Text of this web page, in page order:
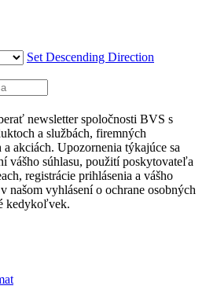
Set Descending Direction
newsletter spoločnosti BVS s
a službách, firemných
akciách. Upozornenia týkajúce sa
vášho súhlasu, použití poskytovateľa
registrácie prihlásenia a vášho
našom vyhlásení o ochrane osobných
kedykoľvek.